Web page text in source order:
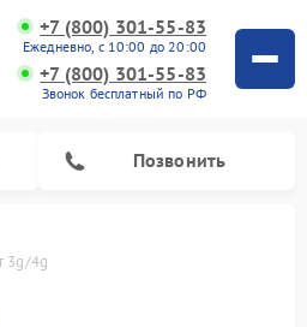
+7 (800) 301-55-83
Ежедневно, с 10:00 до 20:00
+7 (800) 301-55-83
Звонок бесплатный по РФ
Позвонить
3g/4g